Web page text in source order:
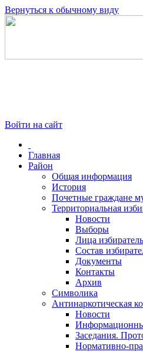
Вернуться к обычному виду
Войти на сайт
Главная
Район
Общая информация
История
Почетные граждане
Территориальная
Новости
Выборы
Лица
Состав
Документы
Контакты
Архив
Символика
Антинаркотическая
Новости
Заседания.
Нормативно-